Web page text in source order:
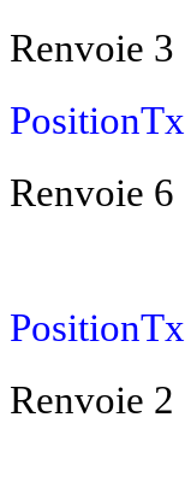
Renvoie 3
Renvoie 6
Renvoie 2